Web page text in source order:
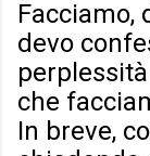
Facciamo,
devo
che
In breve,